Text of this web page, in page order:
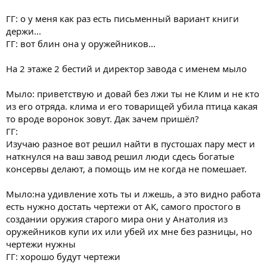
ГГ: о у меня как раз есть письменный вариант книги
держи...
ГГ: вот блин она у оружейников...
На 2 этаже 2 бестий и директор завода с именем мыло
Мыло: приветствую и довай без лжи ты не Клим и не кто
из его отряда. клима и его товарищей убила птица какая
то вроде воронок зовут. Дак зачем пришёл?
ГГ:
Изучаю разное вот решил найти в пустошах пару мест и
наткнулся на ваш завод решил люди сдесь богатые
консервы делают, а помощь им не когда не помешает.
Мыло:на удивление хоть ты и лжешь, а это видно работа
есть нужно достать чертежи от АК, самого простого в
создании оружия старого мира они у Анатолия из
оружейников купи их или убей их мне без разницы, но
чертежи нужны
ГГ: хорошо будут чертежи